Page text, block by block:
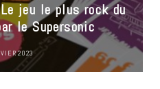
jeu le plus rock du
le Supersonic
2023